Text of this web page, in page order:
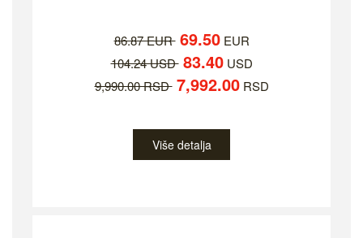
86.87 EUR 69.50EUR
104.24 USD 83.40USD
9,990.00 RSD 7,992.00RSD
Više detalja